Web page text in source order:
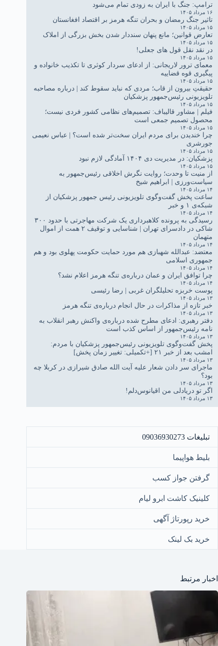
ترامپ: جنگ با ایران به زودی تمام می‌شود
۱۶ مرداد ۱۴۰۵
تاثیر جنگ رمضان و بحران تنگه هرمز بر اقتصاد افغانستان
۱۵ مرداد ۱۴۰۵
تعارض قوانین؛ مانع پنهان سنددار شدن بخش بزرگی از املاک
۱۵ مرداد ۱۴۰۵
در نقد نقل قول های جعلی!
۱۵ مرداد ۱۴۰۵
معمای ترور لاریجانی: از ادعای سردار کوثری تا تکذیب خانواده و
پیگیری قوه قضاییه
۱۵ مرداد ۱۴۰۵
حقیقتِ بیرون از قاب؛ مردی که نباید سقوط کند | درباره مصاحبه
تلویزیونی رئیس‌جمهور پزشکیان
۱۵ مرداد ۱۴۰۵
فیلم | مشاور قالیباف: تصمیم‌های نظامی کشور فردی نیست؛
محصول تصمیم جمعی است
۱۵ مرداد ۱۴۰۵
چرا خندیدن برای مردم ایران سخت‌تر شده است؟ | عباس نعیمی
جورشری
۱۵ مرداد ۱۴۰۵
پزشکیان: در مدیریت دی ۱۴۰۴ آمادگی لازم نبود
۱۵ مرداد ۱۴۰۵
از منیت تا وحدت؛ روایت نگرش اخلاقی رئیس‌جمهور به
سیاست‌ورزی | ابراهیم شیخ
۱۴ مرداد ۱۴۰۵
ساعت پخش گفت‌وگوی تلویزیونی رئیس جمهور پزشکیان از
شبکه‌ی ۱ و خبر
۱۴ مرداد ۱۴۰۵
رسیدگی به پرونده کلاهبرداری یک شرکت مهاجرتی با حدود ۳۰۰
شاکی در دادسرای تهران | شناسایی و توقیف ۲ همت از اموال
متهمان
۱۴ مرداد ۱۴۰۵
معتضد: عبدالله شهبازی هم مورد حمایت حکومت پهلوی بود و هم
جمهوری اسلامی
۱۴ مرداد ۱۴۰۵
چرا توافق ایران و عمان درباره‌ی تنگه هرمز اعلام نشد؟
۱۴ مرداد ۱۴۰۵
پوست خربزه تحلیلگران غربی | رضا رئیسی
۱۳ مرداد ۱۴۰۵
خبر تازه از مذاکرات در حال انجام درباره‌ی تنگه هرمز
۱۳ مرداد ۱۴۰۵
دفتر رهبری: ادعای مطرح شده درباره‌ی واکنش رهبر انقلاب به
نامه رئیس‌جمهور از اساس کذب است
۱۳ مرداد ۱۴۰۵
پخش گفت‌وگوی تلویزیونی رئیس‌جمهور پزشکیان با مردم:
امشب بعد از خبر ۲۱ [+تکمیلی: تغییر زمان پخش]
۱۳ مرداد ۱۴۰۵
ماجرای سر دادن شعار علیه آیت الله صادق شیرازی در کربلا چه
بود؟
۱۳ مرداد ۱۴۰۵
اگر تو دریادلی من اقیانوس‌دلم!
۱۳ مرداد ۱۴۰۵
تبلیغات 09036930273
بلیط هواپیما
گرفتن جواز کسب
کلینیک کاشت ابرو لیام
خرید رپورتاژ آگهی
خرید بک لینک
اخبار مرتبط